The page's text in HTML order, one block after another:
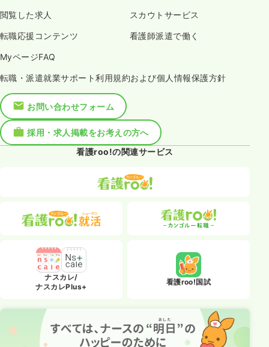
時間 8:50～16:50
年収500万円以上可
閲覧した求人 スカウトサービス
転職応援コンテンツ 看護師派遣で働く
MyページFAQ
転職・派遣就業サポート利用規約および個人情報保護方針
お問い合わせフォーム
採用・求人掲載をお考えの方へ
看護roo!の関連サービス
ナスカレ/
ナスカレPlus+
看護roo!国試